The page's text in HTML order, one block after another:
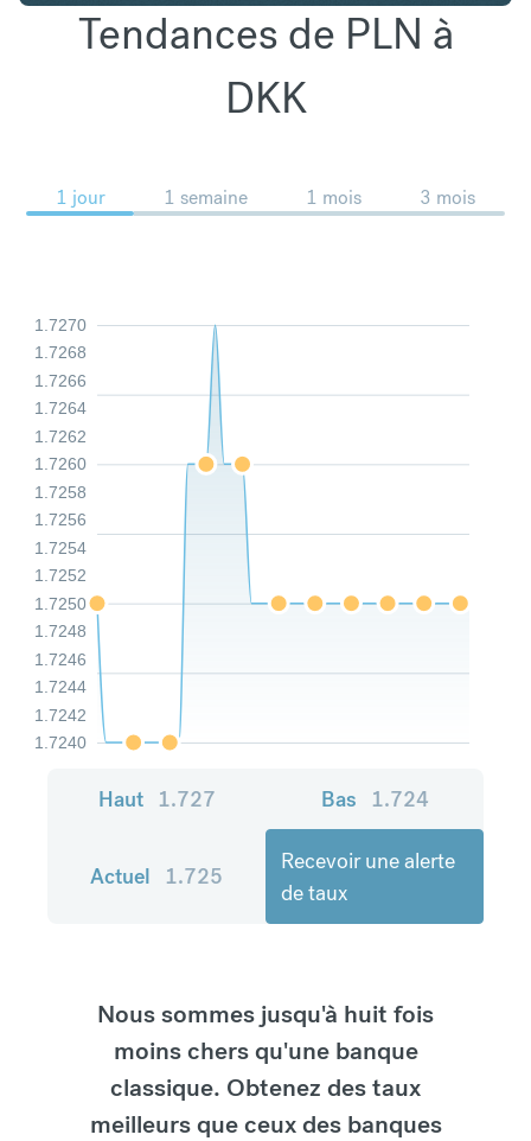
Tendances de PLN à
DKK
1 jour 1 semaine 1 mois 3 mois
1.7240
1.7242
1.7244
1.7246
1.7248
1.7250
1.7252
1.7254
1.7256
1.7258
1.7260
1.7262
1.7264
1.7266
1.7268
1.7270
Haut 1.727 Bas 1.724
Actuel 1.725
Recevoir une alerte
de taux
Nous sommes jusqu'à huit fois
moins chers qu'une banque
classique. Obtenez des taux
meilleurs que ceux des banques